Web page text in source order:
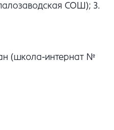
СОШ); 3.
(школа-интернат №